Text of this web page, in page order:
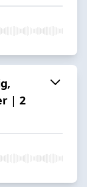
| 2